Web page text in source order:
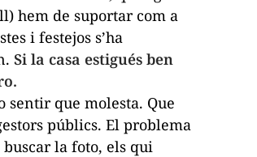
hem de suportar com a
i festejos s’ha
Si la casa estigués ben
sentir que molesta. Que
públics. El problema
la foto, els qui